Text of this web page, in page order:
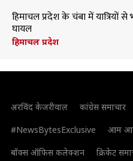
हिमाचल प्रदेश के चंबा में यात्रियों
घायल
हिमाचल प्रदेश
अरविंद केजरीवाल कांग्रेस समाचार
#NewsBytesExclusive
आम
बॉक्स ऑफिस कलेक्शन
क्रिकेट